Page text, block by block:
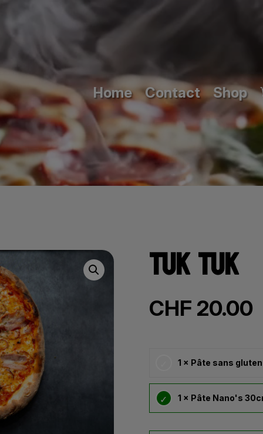
Home Contact Shop
TUK TUK
CHF 20.00
1 × Pâte sans gluten
1 × Pâte Nano's